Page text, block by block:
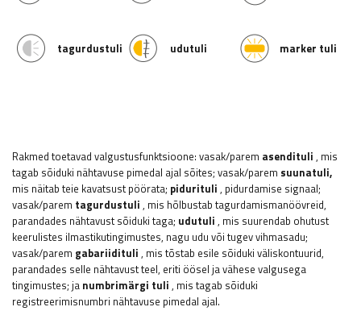
tagurdustuli udutuli marker tuli
Rakmed toetavad valgustusfunktsioone: vasak/parem asendituli , mis
tagab sõiduki nähtavuse pimedal ajal sõites; vasak/parem suunatuli,
mis näitab teie kavatsust pöörata; pidurituli , pidurdamise signaal;
vasak/parem tagurdustuli , mis hõlbustab tagurdamismanöövreid,
parandades nähtavust sõiduki taga; udutuli , mis suurendab ohutust
keerulistes ilmastikutingimustes, nagu udu või tugev vihmasadu;
vasak/parem gabariidituli , mis tõstab esile sõiduki väliskontuurid,
parandades selle nähtavust teel, eriti öösel ja vähese valgusega
tingimustes; ja numbrimärgi tuli , mis tagab sõiduki
registreerimisnumbri nähtavuse pimedal ajal.